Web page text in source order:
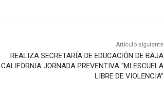
Artículo siguiente
REALIZA SECRETARÍA DE EDUCACIÓN DE BAJA
CALIFORNIA JORNADA PREVENTIVA “MI ESCUELA
LIBRE DE VIOLENCIA”